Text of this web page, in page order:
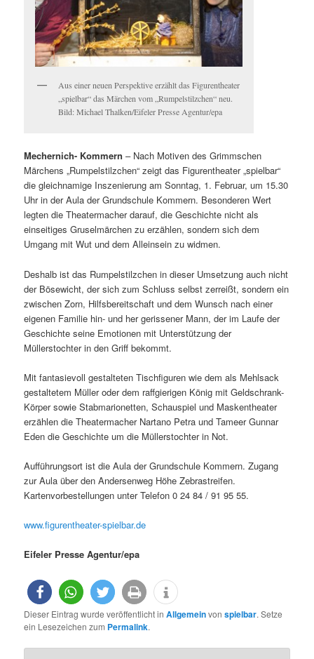
Aus einer neuen Perspektive erzählt das Figurentheater
„spielbar“ das Märchen vom „Rumpelstilzchen“ neu.
Bild: Michael Thalken/Eifeler Presse Agentur/epa
Mechernich- Kommern – Nach Motiven des Grimmschen
Märchens „Rumpelstilzchen“ zeigt das Figurentheater „spielbar“
die gleichnamige Inszenierung am Sonntag, 1. Februar, um 15.30
Uhr in der Aula der Grundschule Kommern. Besonderen Wert
legten die Theatermacher darauf, die Geschichte nicht als
einseitiges Gruselmärchen zu erzählen, sondern sich dem
Umgang mit Wut und dem Alleinsein zu widmen.
Deshalb ist das Rumpelstilzchen in dieser Umsetzung auch nicht
der Bösewicht, der sich zum Schluss selbst zerreißt, sondern ein
zwischen Zorn, Hilfsbereitschaft und dem Wunsch nach einer
eigenen Familie hin- und her gerissener Mann, der im Laufe der
Geschichte seine Emotionen mit Unterstützung der
Müllerstochter in den Griff bekommt.
Mit fantasievoll gestalteten Tischfiguren wie dem als Mehlsack
gestaltetem Müller oder dem raffgierigen König mit Geldschrank-
Körper sowie Stabmarionetten, Schauspiel und Maskentheater
erzählen die Theatermacher Nartano Petra und Tameer Gunnar
Eden die Geschichte um die Müllerstochter in Not.
Aufführungsort ist die Aula der Grundschule Kommern. Zugang
zur Aula über den Andersenweg Höhe Zebrastreifen.
Kartenvorbestellungen unter Telefon 0 24 84 / 91 95 55.
www.figurentheater-spielbar.de
Eifeler Presse Agentur/epa
Dieser Eintrag wurde veröffentlicht inAllgemeinvonspielbar. Setze
ein Lesezeichen zum Permalink.